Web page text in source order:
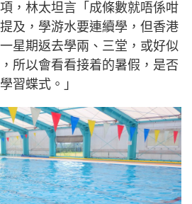
，林太坦言「成條數就唔係咁
及，學游水要連續學，但香港
星期返去學兩、三堂，或好似
所以會看看接着的暑假，是否
習蝶式。」